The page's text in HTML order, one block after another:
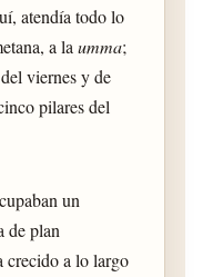
atendía todo lo
a laumma;
viernes y de
pilares del
un
de plan
crecido a lo largo